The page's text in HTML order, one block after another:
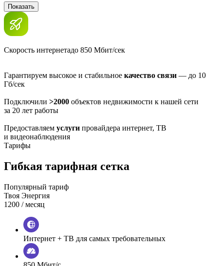
Показать
Скорость интернетадо 850 Мбит/сек
Гарантируем высокое и стабильное качество связи — до 10
Гб/сек
Подключили >2000 объектов недвижимости к нашей сети
за 20 лет работы
Предоставляем услуги провайдера интернет, ТВ
и видеонаблюдения
Тарифы
Гибкая тарифная сетка
Популярный тариф
Твоя Энергия
1200 / месяц
Интернет + ТВ для самых требовательных